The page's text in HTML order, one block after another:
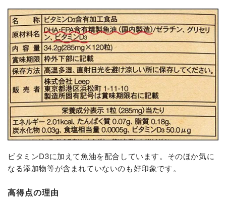
ビタミンD3に加えて魚油を配合しています。そのほか気に
なる添加物等が含まれていないのも好印象です。
高得点の理由